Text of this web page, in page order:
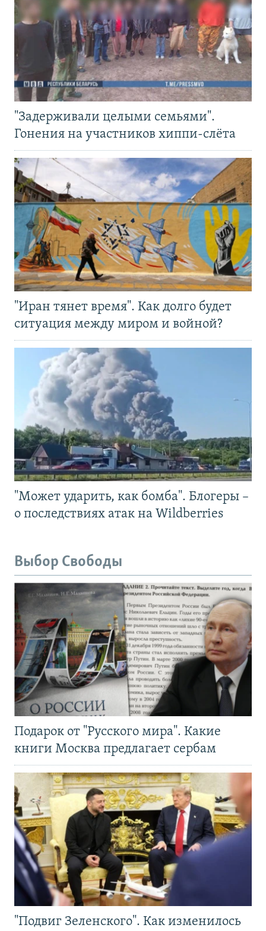
"Задерживали целыми семьями".
Гонения на участников хиппи-слёта
"Иран тянет время". Как долго будет
ситуация между миром и войной?
"Может ударить, как бомба". Блогеры –
о последствиях атак на Wildberries
Выбор Свободы
Подарок от "Русского мира". Какие
книги Москва предлагает сербам
"Подвиг Зеленского". Как изменилось